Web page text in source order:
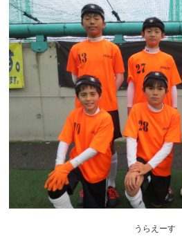
うらえーす